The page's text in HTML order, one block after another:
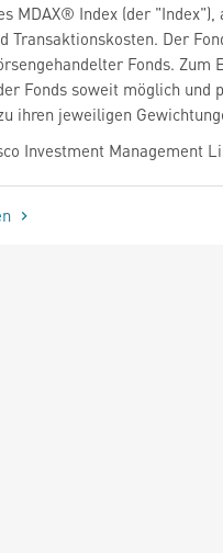
MDAX® Index (der "Index"),
Transaktionskosten. Der
Fonds. Zum
Fonds soweit möglich und
ihren jeweiligen
Investment Management